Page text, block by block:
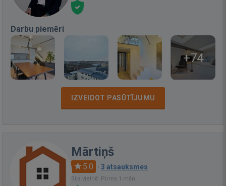
Darbu piemēri
+74
IZVEIDOT PASŪTĪJUMU
Mārtiņš
5.0 · 3 atsauksmes
Bija vietnē: Pirms 1 mēn.